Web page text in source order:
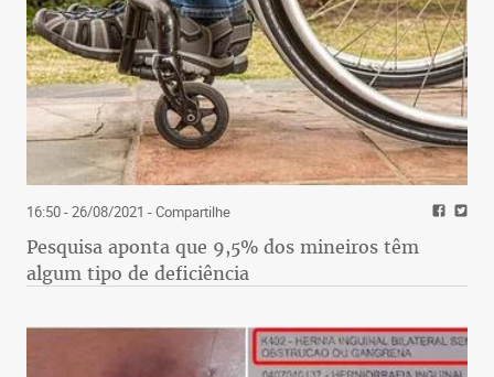
16:50 - 26/08/2021 - Compartilhe
Pesquisa aponta que 9,5% dos mineiros têm
algum tipo de deficiência